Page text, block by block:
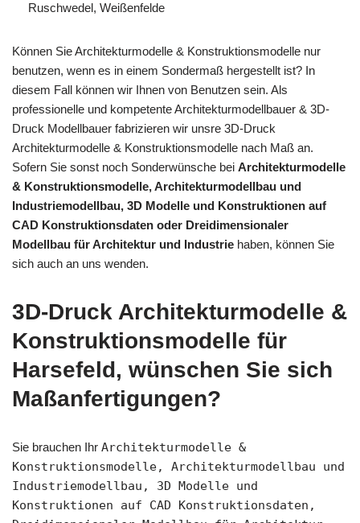
Ruschwedel, Weißenfelde
Können Sie Architekturmodelle & Konstruktionsmodelle nur
benutzen, wenn es in einem Sondermaß hergestellt ist? In
diesem Fall können wir Ihnen von Benutzen sein. Als
professionelle und kompetente Architekturmodellbauer & 3D-
Druck Modellbauer fabrizieren wir unsre 3D-Druck
Architekturmodelle & Konstruktionsmodelle nach Maß an.
Sofern Sie sonst noch Sonderwünsche bei Architekturmodelle
& Konstruktionsmodelle, Architekturmodellbau und
Industriemodellbau, 3D Modelle und Konstruktionen auf
CAD Konstruktionsdaten oder Dreidimensionaler
Modellbau für Architektur und Industrie haben, können Sie
sich auch an uns wenden.
3D-Druck Architekturmodelle &
Konstruktionsmodelle für
Harsefeld, wünschen Sie sich
Maßanfertigungen?
Sie brauchen Ihr Architekturmodelle &
Konstruktionsmodelle, Architekturmodellbau und
Industriemodellbau, 3D Modelle und
Konstruktionen auf CAD Konstruktionsdaten,